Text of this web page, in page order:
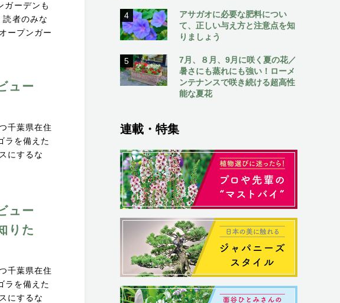
ガーデンも
者のみな
ープンガー
ュー
千葉県在住
ラを備えた
にするな
ュー
りた
千葉県在住
ラを備えた
にするな
4
アサガオに必要な肥料につい
て、正しい与え方と注意点を知
りましょう
5
7月、８月、9月に咲く夏の花／
暑さにも蒸れにも強い！ローメ
ンテナンスで咲き続ける超高性
能な夏花
連載・特集